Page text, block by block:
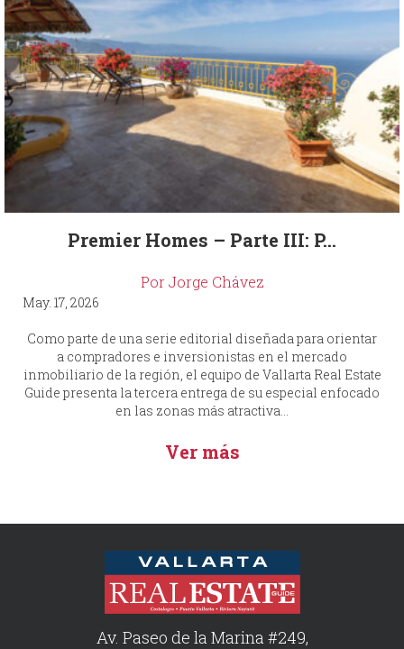
Premier Homes – Parte III: P...
Por Jorge Chávez
May. 17, 2026
Como parte de una serie editorial diseñada para orientar
a compradores e inversionistas en el mercado
inmobiliario de la región, el equipo de Vallarta Real Estate
Guide presenta la tercera entrega de su especial enfocado
en las zonas más atractiva...
Ver más
Av. Paseo de la Marina #249,